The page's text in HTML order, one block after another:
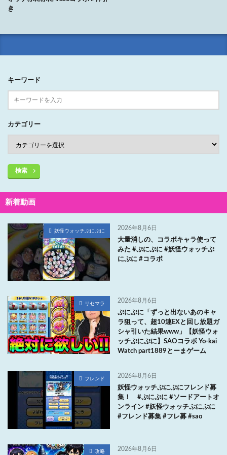
き
キーワード
カテゴリー
検索
新着動画
妖怪ウォッチぷにぷに 2026年8月6日
大量消しの、コラボキャラ使って
みた #ぷにぷに #妖怪ウォッチぷ
にぷに #コラボ
リセマラ 2026年8月6日
ぷにぷに「ずっと出ないあのキャ
ラ狙って、超10連EXと回し放題ガ
シャ引いた結果www」【妖怪ウォ
ッチぷにぷに】SAOコラボ Yo-kai
Watch part1889とーまゲーム
フレンド 2026年8月6日
妖怪ウォッチぷにぷにフレンド募
集！ #ぷにぷに #ソードアートオ
ンライン #妖怪ウォッチぷにぷに
#フレンド募集 #フレ募 #sao
攻略 2026年8月6日